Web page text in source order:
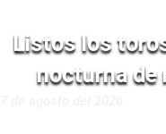
Listos los
nocturna de